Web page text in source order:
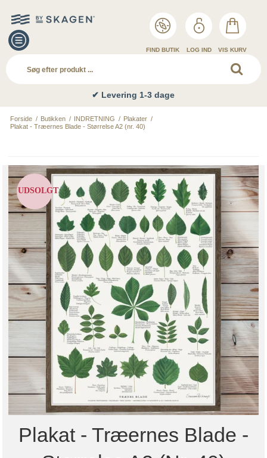
FIND BUTIK LOG IND VIS KURV
✔ Levering 1-3 dage
Forside / Butikken / INDRETNING / Plakater /
Plakat - Træernes Blade - Størrelse A2 (nr. 40)
UDSOLGT
Plakat - Træernes Blade -